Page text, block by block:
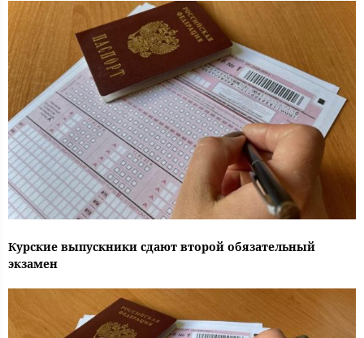
Курские выпускники сдают второй обязательный
экзамен